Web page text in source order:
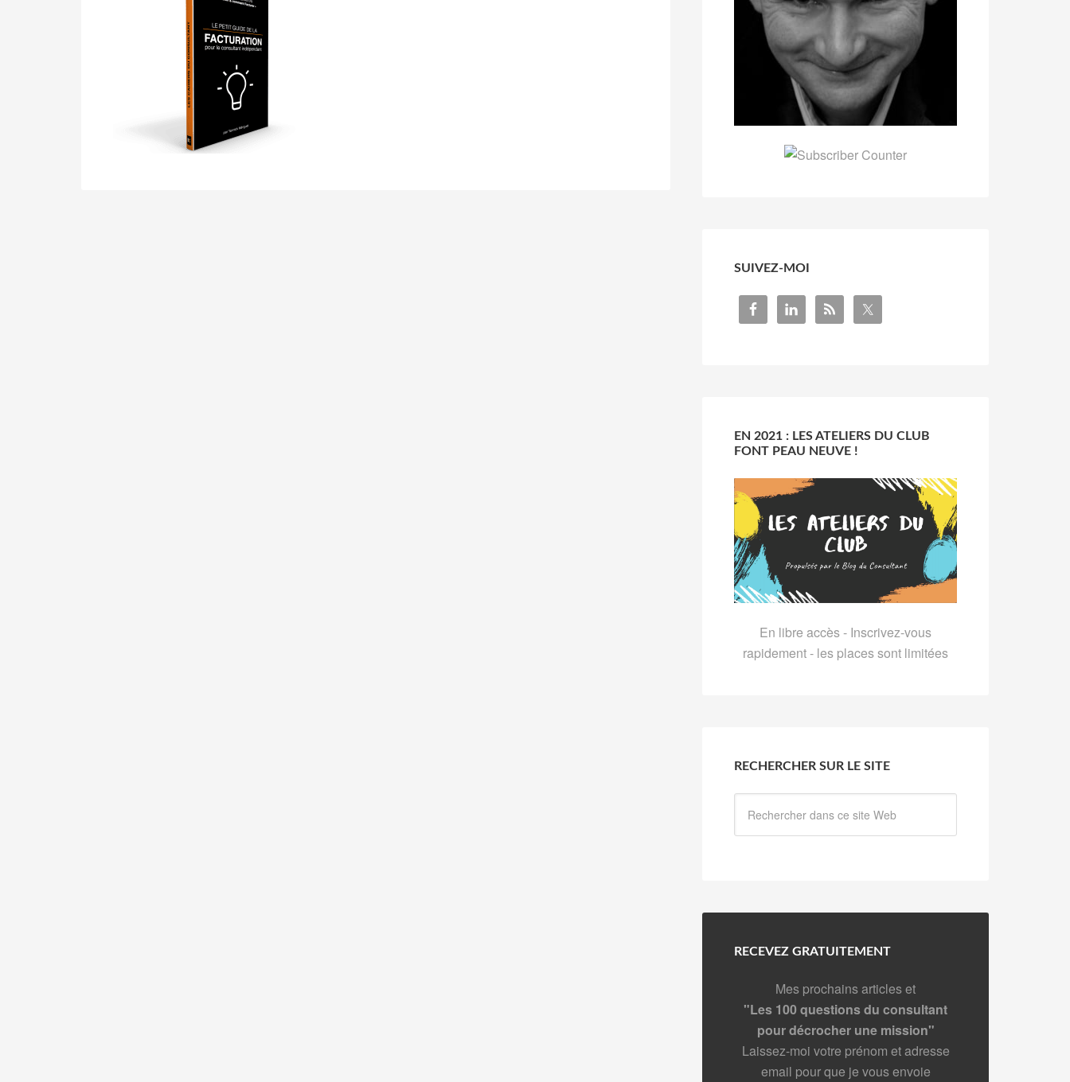
SUIVEZ-MOI
EN 2021 : LES ATELIERS DU CLUB
FONT PEAU NEUVE !
En libre accès - Inscrivez-vous
rapidement - les places sont limitées
RECHERCHER SUR LE SITE
RECEVEZ GRATUITEMENT
Mes prochains articles et
"Les 100 questions du consultant
pour décrocher une mission"
Laissez-moi votre prénom et adresse
email pour que je vous envoie